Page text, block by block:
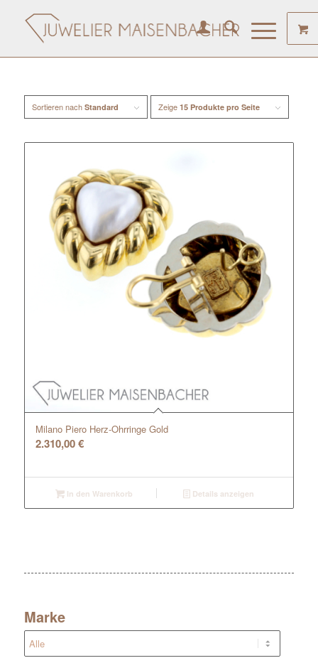
Sortieren nach Standard Zeige 15 Produkte pro Seite
Milano Piero Herz-Ohrringe Gold
2.310,00€
In den Warenkorb Details anzeigen
Marke